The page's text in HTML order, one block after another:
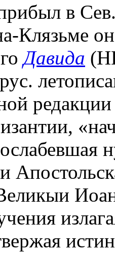
в
Клязьме
Давида